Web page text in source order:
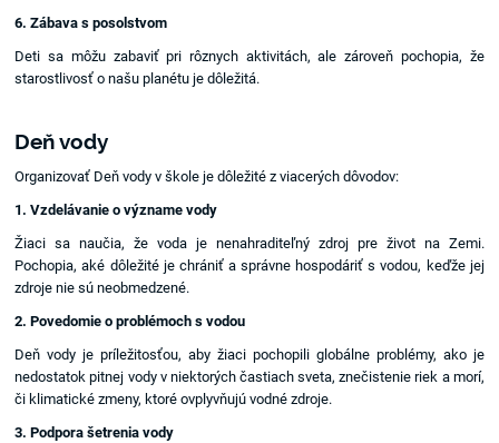
6. Zábava s posolstvom
Deti sa môžu zabaviť pri rôznych aktivitách, ale zároveň pochopia, že
starostlivosť o našu planétu je dôležitá.
Deň vody
Organizovať Deň vody v škole je dôležité z viacerých dôvodov:
1. Vzdelávanie o význame vody
Žiaci sa naučia, že voda je nenahraditeľný zdroj pre život na Zemi.
Pochopia, aké dôležité je chrániť a správne hospodáriť s vodou, keďže jej
zdroje nie sú neobmedzené.
2. Povedomie o problémoch s vodou
Deň vody je príležitosťou, aby žiaci pochopili globálne problémy, ako je
nedostatok pitnej vody v niektorých častiach sveta, znečistenie riek a morí,
či klimatické zmeny, ktoré ovplyvňujú vodné zdroje.
3. Podpora šetrenia vody